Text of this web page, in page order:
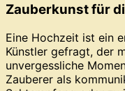
Zauberkunst für
Eine Hochzeit ist ein
Künstler gefragt, der
unvergessliche
Zauberer als